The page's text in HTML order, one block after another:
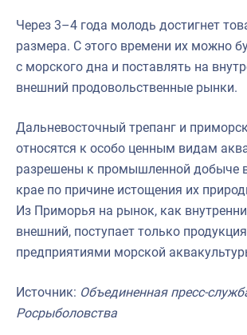
Через 3–4 года молодь достигнет
размера. С этого времени их можно
с морского дна и поставлять на
внешний продовольственные рынки.
Дальневосточный трепанг и
относятся к особо ценным видам
разрешены к промышленной добыче
крае по причине истощения их
Из Приморья на рынок, как
внешний, поступает только
предприятиями морской
Источник: Объединенная пресс-
Росрыболовства